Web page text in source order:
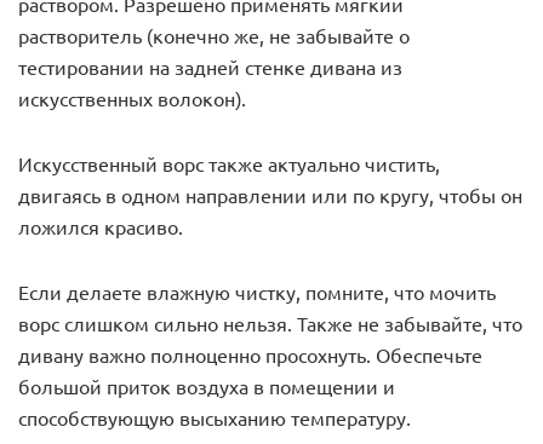
растворитель (конечно же, не забывайте о
тестировании на задней стенке дивана из
искусственных волокон).
Искусственный ворс также актуально чистить,
двигаясь в одном направлении или по кругу, чтобы он
ложился красиво.
Если делаете влажную чистку, помните, что мочить
ворс слишком сильно нельзя. Также не забывайте, что
дивану важно полноценно просохнуть. Обеспечьте
большой приток воздуха в помещении и
способствующую высыханию температуру.